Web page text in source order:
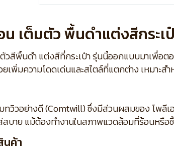
น เต็มตัว พื้นดำแต่งสีกระเ
วสีพื้นดำ แต่งสีที่กระเป๋า รุ่นนี้ออกแบบมาเพื่อต
เพิ่มความโดดเด่นและสไตล์ที่แตกต่าง เหมา
วิวอย่างดี (Comtwill) ซึ่งมีส่วนผสมของ โพลีเอ
สบาย แม้ต้องทำงานในสภาพแวดล้อมที่ร้อนหรือ
นค้า